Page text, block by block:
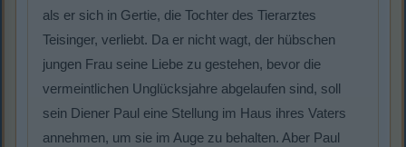
als er sich in Gertie, die Tochter des Tierarztes
Teisinger, verliebt. Da er nicht wagt, der hübschen
jungen Frau seine Liebe zu gestehen, bevor die
vermeintlichen Unglücksjahre abgelaufen sind, soll
sein Diener Paul eine Stellung im Haus ihres Vaters
annehmen, um sie im Auge zu behalten. Aber Paul